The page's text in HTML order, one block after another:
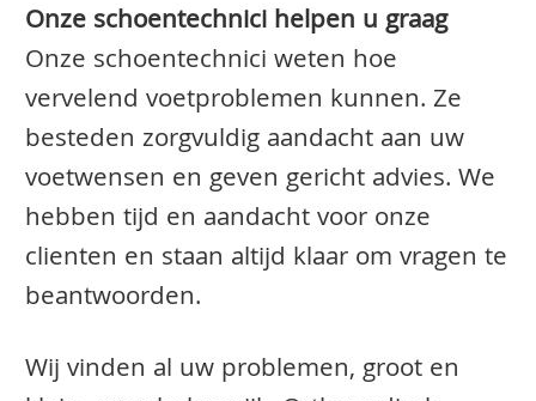
Onze schoentechnici helpen u graag
Onze schoentechnici weten hoe
vervelend voetproblemen kunnen. Ze
besteden zorgvuldig aandacht aan uw
voetwensen en geven gericht advies. We
hebben tijd en aandacht voor onze
clienten en staan altijd klaar om vragen te
beantwoorden.
Wij vinden al uw problemen, groot en